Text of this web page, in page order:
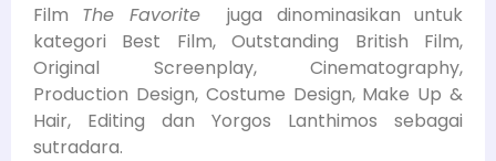
Film The Favoritejuga dinominasikan untuk
kategori Best Film, Outstanding British Film,
Original Screenplay, Cinematography,
Production Design, Costume Design, Make Up &
Hair, Editing dan Yorgos Lanthimos sebagai
sutradara.